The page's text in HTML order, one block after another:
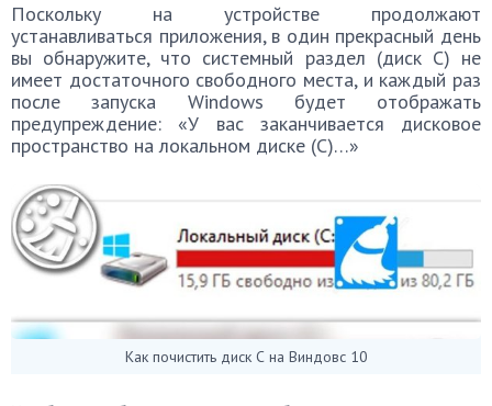
Поскольку на устройстве продолжают
устанавливаться приложения, в один прекрасный день
вы обнаружите, что системный раздел (диск C) не
имеет достаточного свободного места, и каждый раз
после запуска Windows будет отображать
предупреждение: «У вас заканчивается дисковое
пространство на локальном диске (C)…»
Как почистить диск С на Виндовс 10